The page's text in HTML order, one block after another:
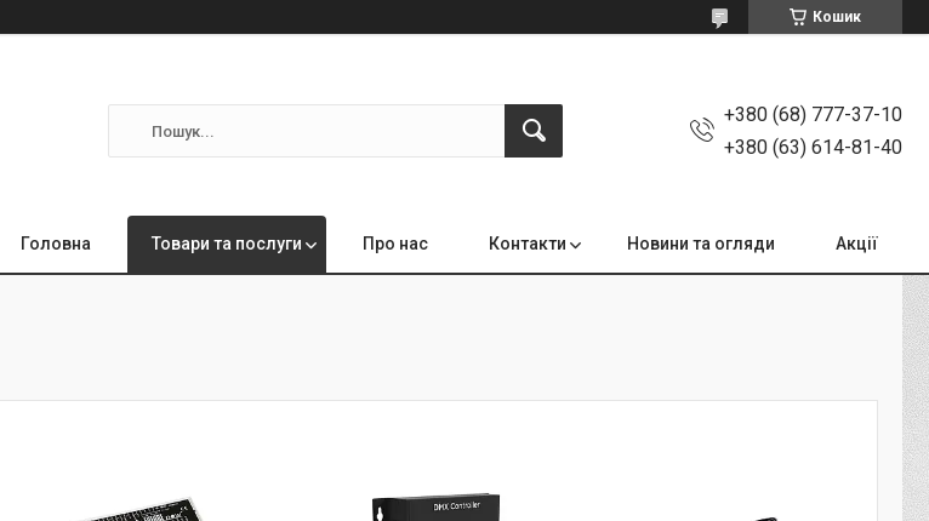
Кошик
+380 (68) 777-37-10
+380 (63) 614-81-40
Головна Товари та послуги Про нас Контакти Новини та огляди Акції